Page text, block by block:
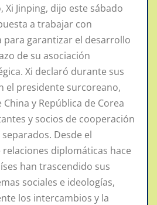
Xi Jinping, dijo este sábado
a trabajar con
para garantizar el desarrollo
de su asociación
Xi declaró durante sus
el presidente surcoreano,
China y República de Corea
y socios de cooperación
Desde el
diplomáticas hace
han trascendido sus
sociales e ideologías,
los intercambios y la